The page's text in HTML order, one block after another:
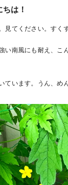
は！
見てください。すく
い南風にも耐え、こ
ています。うん、め